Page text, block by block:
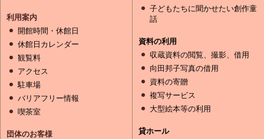
利用案内
開館時間・休館日
休館日カレンダー
観覧料
アクセス
駐車場
バリアフリー情報
喫茶室
団体のお客様
子どもたちに聞かせたい創作童
話
資料の利用
収蔵資料の閲覧、撮影、借用
向田邦子写真の借用
資料の寄贈
複写サービス
大型絵本等の利用
貸ホール